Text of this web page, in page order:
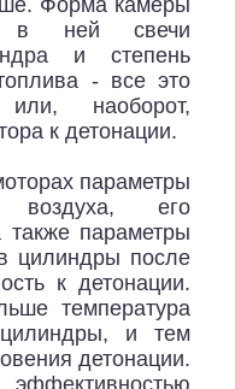
в ней свечи
и степень
- все это
наоборот,
к детонации.
параметры
воздуха, его
также параметры
цилиндры после
к детонации.
температура
и тем
детонации.